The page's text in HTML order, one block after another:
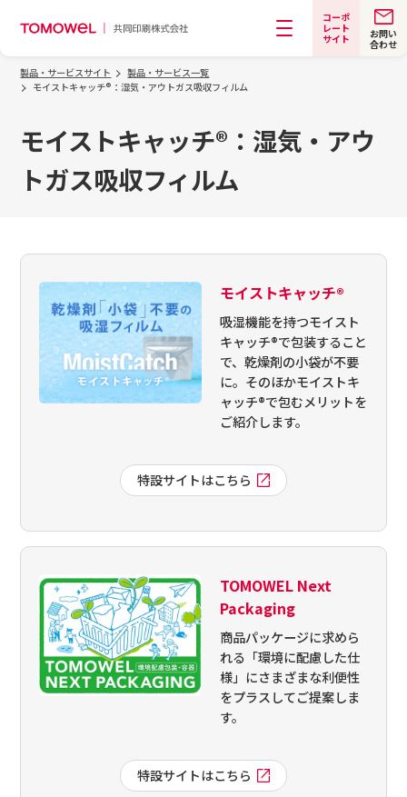
コーポ
レート
サイト
お問い
合わせ
製品・サービスサイト
製品・サービス一覧
モイストキャッチ®：湿気・アウトガス吸収フィルム
モイストキャッチ®：湿気・アウ
トガス吸収フィルム
モイストキャッチ®
吸湿機能を持つモイスト
キャッチ®で包装すること
で、乾燥剤の小袋が不要
に。そのほかモイストキ
ャッチ®で包むメリットを
ご紹介します。
特設サイトはこちら
TOMOWEL Next
Packaging
商品パッケージに求めら
れる「環境に配慮した仕
様」にさまざまな利便性
をプラスしてご提案しま
す。
特設サイトはこちら